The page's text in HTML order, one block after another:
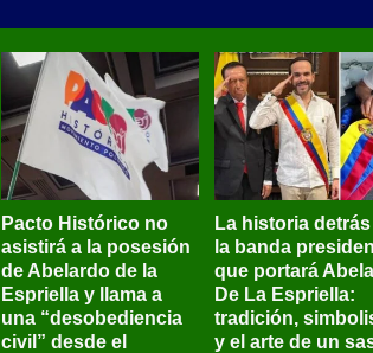
Pacto Histórico no
asistirá a la posesión
de Abelardo de la
Espriella y llama a
una “desobediencia
civil” desde el
La historia
la banda
que portará
De La Espriella:
tradición,
y el arte de un